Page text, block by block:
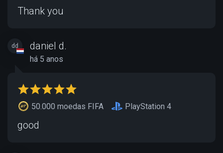
Thank you
dd daniel d.
há 5 anos
50.000 moedas FIFA PlayStation 4
good